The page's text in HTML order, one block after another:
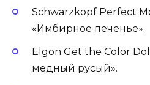
Schwarzkopf Perfect
«Имбирное печенье».
Elgon Get the Color
медный русый».